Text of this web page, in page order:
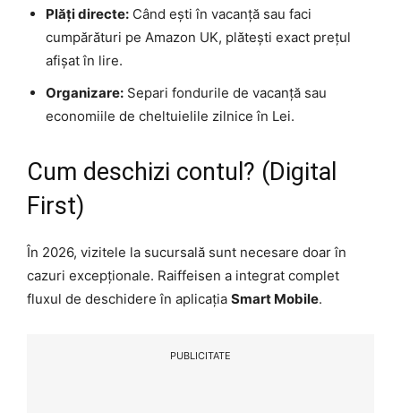
Plăți directe: Când ești în vacanță sau faci
cumpărături pe Amazon UK, plătești exact prețul
afișat în lire.
Organizare: Separi fondurile de vacanță sau
economiile de cheltuielile zilnice în Lei.
Cum deschizi contul? (Digital
First)
În 2026, vizitele la sucursală sunt necesare doar în
cazuri excepționale. Raiffeisen a integrat complet
fluxul de deschidere în aplicația Smart Mobile.
PUBLICITATE